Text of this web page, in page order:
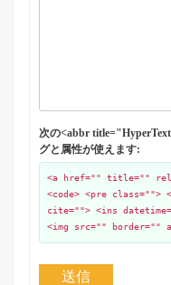
次の<abbr
グと属性が使えます:
<a href="" title=""
<code> <pre class="">
cite=""> <ins
<img src="" border=""
送信